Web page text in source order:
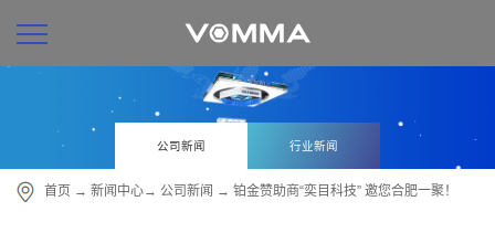
公司新闻 行业新闻
首页 → 新闻中心→ 公司新闻 → 铂金赞助商“奕目科技” 邀您合肥一聚！